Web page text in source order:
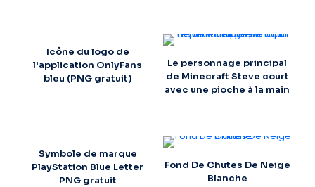
Icône du logo de
l'application OnlyFans
bleu (PNG gratuit)
Le personnage principal
de Minecraft Steve court
avec une pioche à la main
Symbole de marque
PlayStation Blue Letter
PNG gratuit
Fond De Chutes De Neige
Blanche